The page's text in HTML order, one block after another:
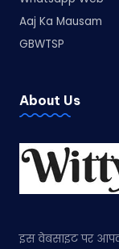
Aaj Ka Mausam
GBWTSP
About Us
इस वेबसाइट पर